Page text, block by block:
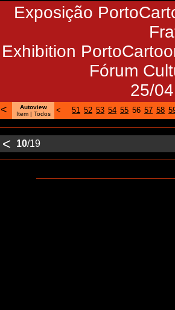
Exposição
Exhibition
Fórum
25/
<
Autoview
Item | Todos < 51 52 53 54 55 56 57 58
< 10/19